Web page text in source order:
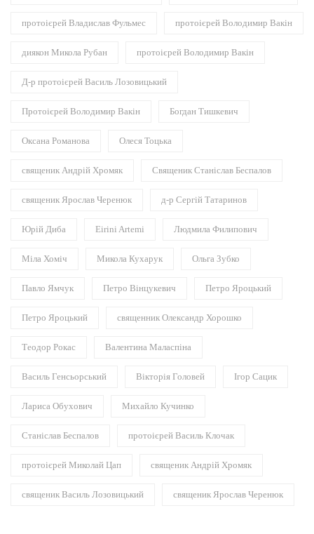
протоієрей Владислав Фульмес протоієрей Володимир Вакін
диякон Микола Рубан протоієрей Володимир Вакін
Д-р протоієрей Василь Лозовицький
Протоієрей Володимир Вакін Богдан Тишкевич
Оксана Романова Олеся Тоцька
священик Андрій Хромяк Священик Станіслав Беспалов
священик Ярослав Черенюк д-р Сергій Татаринов
Юрій Диба Eirini Artemi Людмила Филипович
Міла Хоміч Микола Кухарук Ольга Зубко
Павло Ямчук Петро Вінцукевич Петро Яроцький
Петро Яроцький священник Олександр Хорошко
Теодор Рокас Валентина Маласпіна
Василь Генсьорський Вікторія Головей Ігор Сацик
Лариса Обухович Михайло Кучинко
Станіслав Беспалов протоієрей Василь Клочак
протоієрей Миколай Цап священик Андрій Хромяк
священик Василь Лозовицький священик Ярослав Черенюк